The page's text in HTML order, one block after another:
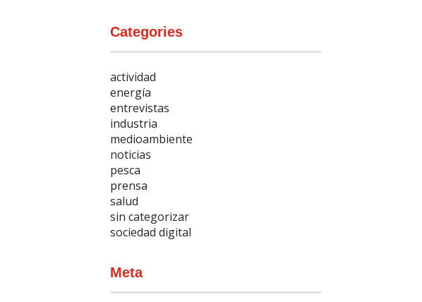
Categories
actividad
energía
entrevistas
industria
medioambiente
noticias
pesca
prensa
salud
sin categorizar
sociedad digital
Meta